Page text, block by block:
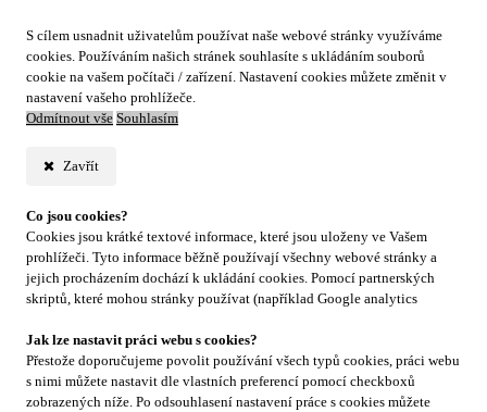
S cílem usnadnit uživatelům používat naše webové stránky využíváme
cookies. Používáním našich stránek souhlasíte s ukládáním souborů
cookie na vašem počítači / zařízení. Nastavení cookies můžete změnit v
nastavení vašeho prohlížeče.
Odmítnout vše Souhlasím
Zavřít
Co jsou cookies?
Cookies jsou krátké textové informace, které jsou uloženy ve Vašem
prohlížeči. Tyto informace běžně používají všechny webové stránky a
jejich procházením dochází k ukládání cookies. Pomocí partnerských
skriptů, které mohou stránky používat (například Google analytics
Jak lze nastavit práci webu s cookies?
Přestože doporučujeme povolit používání všech typů cookies, práci webu
s nimi můžete nastavit dle vlastních preferencí pomocí checkboxů
zobrazených níže. Po odsouhlasení nastavení práce s cookies můžete